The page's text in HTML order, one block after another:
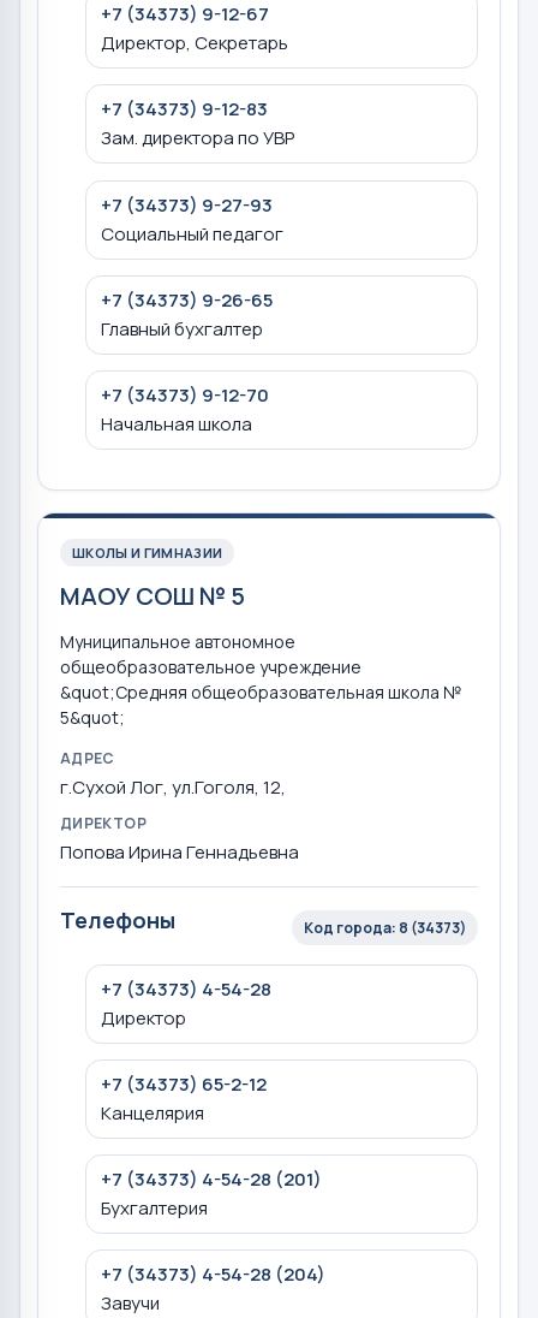
+7 (34373) 9-12-67
Директор, Секретарь
+7 (34373) 9-12-83
Зам. директора по УВР
+7 (34373) 9-27-93
Социальный педагог
+7 (34373) 9-26-65
Главный бухгалтер
+7 (34373) 9-12-70
Начальная школа
ШКОЛЫ И ГИМНАЗИИ
МАОУ СОШ № 5
Муниципальное автономное
общеобразовательное учреждение
&quot;Средняя общеобразовательная школа №
5&quot;
АДРЕС
г.Сухой Лог, ул.Гоголя, 12,
ДИРЕКТОР
Попова Ирина Геннадьевна
Телефоны Код города: 8 (34373)
+7 (34373) 4-54-28
Директор
+7 (34373) 65-2-12
Канцелярия
+7 (34373) 4-54-28 (201)
Бухгалтерия
+7 (34373) 4-54-28 (204)
Завучи